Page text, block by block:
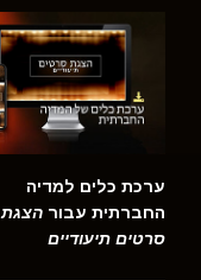
ערכת כלים למדיה
החברתית עבור הצגת
סרטים תיעודיים